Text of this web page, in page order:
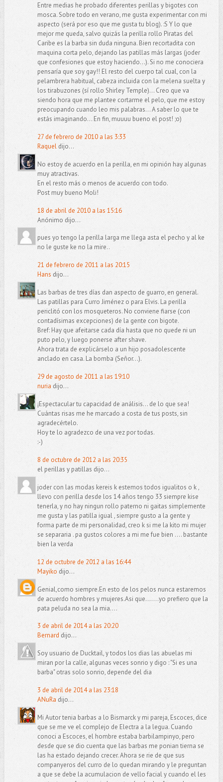
Entre medias he probado diferentes perillas y bigotes con
mosca. Sobre todo en verano, me gusta experimentar con mi
aspecto (será por eso que me gusta tu blog). :S Y lo que
mejor me queda, salvo quizás la perilla rollo Piratas del
Caribe es la barba sin duda ninguna. Bien recortadita con
maquina corta pelo, dejando las patillas más largas (joder
que confesiones que estoy haciendo...). Si no me conociera
pensaría que soy gay!! El resto del cuerpo tal cual, con la
pelambrera habitual, cabeza incluida con la melena suelta y
los tirabuzones (sí rollo Shirley Temple)... Creo que va
siendo hora que me plantee cortarme el pelo, que me estoy
preocupando cuando leo mis palabras... A saber lo que te
estás imaginando... En fin, muuuu bueno el post! ;o)
27 de febrero de 2010 a las 3:33
Raqueldijo...
No estoy de acuerdo en la perilla, en mi opinión hay algunas
muy atractivas.
En el resto más o menos de acuerdo con todo.
Post muy bueno Moli!
18 de abril de 2010 a las 15:16
Anónimo dijo...
pues yo tengo la perilla larga me llega asta el pecho y al ke
no le guste ke no la mire..
21 de febrero de 2011 a las 20:15
Hans dijo...
Las barbas de tres días dan aspecto de guarro, en general.
Las patillas para Curro Jiménez o para Elvis. La perilla
periclitó con los mosqueteros. No conviene fiarse (con
contadísimas excepciones) de la gente con bigote.
Bref: Hay que afeitarse cada día hasta que no quede ni un
puto pelo, y luego ponerse after shave.
Ahora trata de explicárselo a un hijo posadolescente
anclado en casa. La bomba (Señor...).
29 de agosto de 2011 a las 19:10
nuria dijo...
¡Espectacular tu capacidad de análisis... de lo que sea!
Cuántas risas me he marcado a costa de tus posts, sin
agradecértelo.
Hoy te lo agradezco de una vez por todas.
:-)
8 de octubre de 2012 a las 20:35
el perillas y patillas dijo...
joder con las modas kereis k estemos todos igualitos o k ,
llevo con perilla desde los 14 años tengo 33 siempre kise
tenerla, y no hay ningun rollo paterno ni gaitas simplemente
me gusta y las patilla igual , siempre gusto a la gente y
forma parte de mi personalidad, creo k si me la kito mi mujer
se separaria . pa gustos colores a mi me fue bien .... bastante
bien la verda
12 de octubre de 2012 a las 16:44
Mayiko dijo...
Genial,como siempre.En esto de los pelos nunca estaremos
de acuerdo hombres y mujeres.Asi que.......yo prefiero que la
pata peluda no sea la mia....
3 de abril de 2014 a las 20:20
Bernard dijo...
Soy usuario de Ducktail, y todos los dias las abuelas mi
miran por la calle, algunas veces sonrio y digo : "Si es una
barba" otras solo sonrio, depende del dia
3 de abril de 2014 a las 23:18
ANuRa dijo...
Mi Autor tenia barbas a lo Bismarck y mi pareja, Escoces, dice
que se me ve el complejo de Electra a la legua. Cuando
conoci a Escoces, el hombre estaba barbilampinyo, pero
desde que se dio cuenta que las barbas me ponian tierna se
las ha estado dejando crecer. Ahora se rie de que sus
companyeros del curro de lo quedan mirando y le preguntan
a que se debe la acumulacion de vello facial y cuando el les